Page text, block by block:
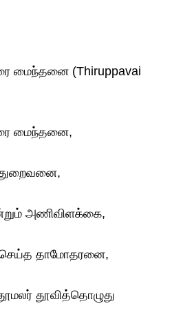
மைந்தனை (Thiruppavai
மைந்தனை,
அணிவிளக்கை,
செய்த தாமோதரனை,
தூவித்தொழுது